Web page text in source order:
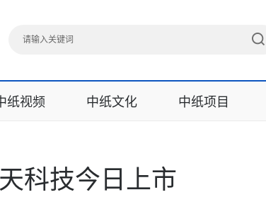
纸视频 中纸文化 中纸项目
科技今日上市